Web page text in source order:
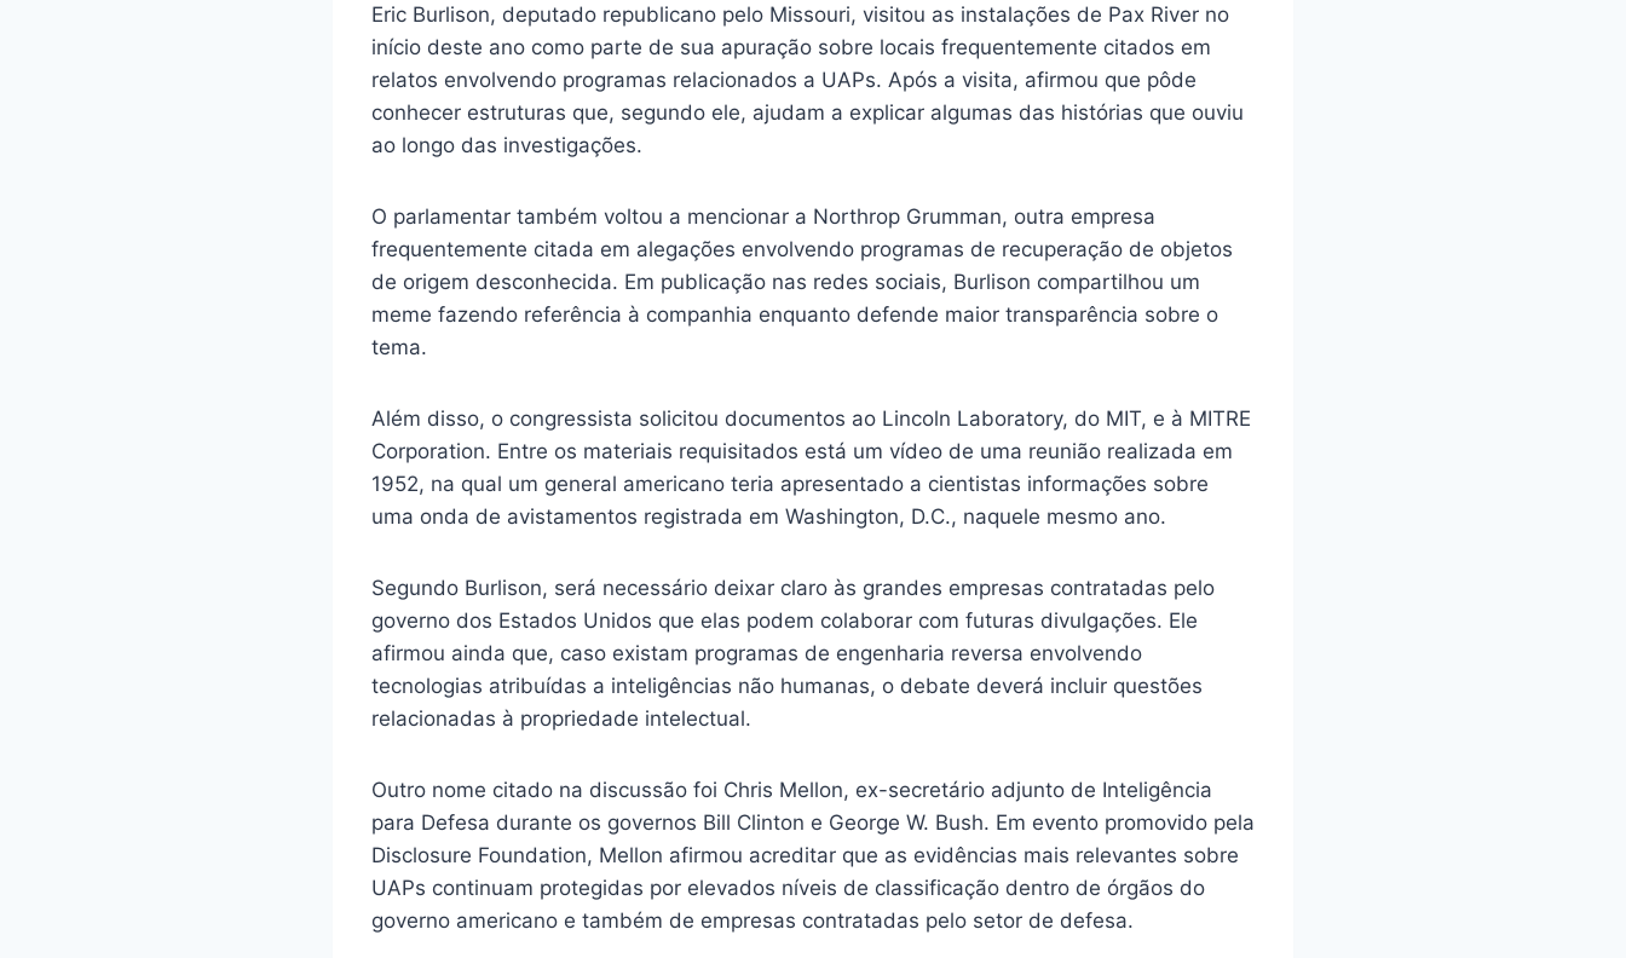
Eric Burlison, deputado republicano pelo Missouri, visitou as instalações de Pax River no
início deste ano como parte de sua apuração sobre locais frequentemente citados em
relatos envolvendo programas relacionados a UAPs. Após a visita, afirmou que pôde
conhecer estruturas que, segundo ele, ajudam a explicar algumas das histórias que ouviu
ao longo das investigações.
O parlamentar também voltou a mencionar a Northrop Grumman, outra empresa
frequentemente citada em alegações envolvendo programas de recuperação de objetos
de origem desconhecida. Em publicação nas redes sociais, Burlison compartilhou um
meme fazendo referência à companhia enquanto defende maior transparência sobre o
tema.
Além disso, o congressista solicitou documentos ao Lincoln Laboratory, do MIT, e à MITRE
Corporation. Entre os materiais requisitados está um vídeo de uma reunião realizada em
1952, na qual um general americano teria apresentado a cientistas informações sobre
uma onda de avistamentos registrada em Washington, D.C., naquele mesmo ano.
Segundo Burlison, será necessário deixar claro às grandes empresas contratadas pelo
governo dos Estados Unidos que elas podem colaborar com futuras divulgações. Ele
afirmou ainda que, caso existam programas de engenharia reversa envolvendo
tecnologias atribuídas a inteligências não humanas, o debate deverá incluir questões
relacionadas à propriedade intelectual.
Outro nome citado na discussão foi Chris Mellon, ex-secretário adjunto de Inteligência
para Defesa durante os governos Bill Clinton e George W. Bush. Em evento promovido pela
Disclosure Foundation, Mellon afirmou acreditar que as evidências mais relevantes sobre
UAPs continuam protegidas por elevados níveis de classificação dentro de órgãos do
governo americano e também de empresas contratadas pelo setor de defesa.